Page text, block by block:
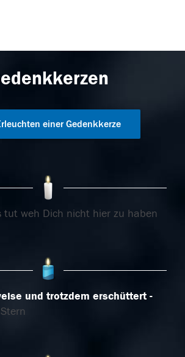
einer Gedenkkerze
tut weh Dich nicht hier zu haben
und trotzdem erschüttert